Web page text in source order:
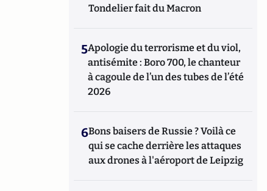
Tondelier fait du Macron
5Apologie du terrorisme et du viol,
antisémite : Boro 700, le chanteur
à cagoule de l’un des tubes de l’été
2026
6Bons baisers de Russie ? Voilà ce
qui se cache derrière les attaques
aux drones à l'aéroport de Leipzig